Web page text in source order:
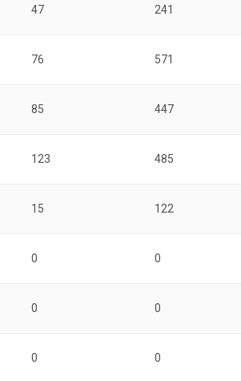
47 241
76 571
85 447
123 485
15 122
0 0
0 0
0 0